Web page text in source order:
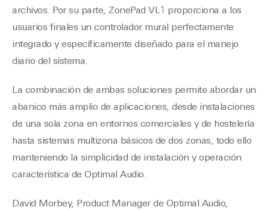
archivos. Por su parte, ZonePad VL1 proporciona a los
usuarios finales un controlador mural perfectamente
integrado y específicamente diseñado para el manejo
diario del sistema.
La combinación de ambas soluciones permite abordar un
abanico más amplio de aplicaciones, desde instalaciones
de una sola zona en entornos comerciales y de hostelería
hasta sistemas multizona básicos de dos zonas, todo ello
manteniendo la simplicidad de instalación y operación
característica de Optimal Audio.
David Morbey, Product Manager de Optimal Audio,